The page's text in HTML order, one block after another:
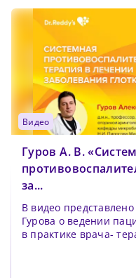
видео
Гуров А. В.
за...
В видео
Гурова о ведении